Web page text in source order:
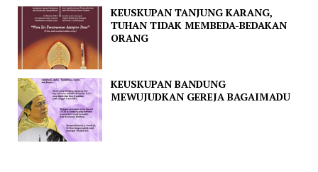
KEUSKUPAN TANJUNG KARANG,
TUHAN TIDAK MEMBEDA-BEDAKAN
ORANG
KEUSKUPAN BANDUNG
MEWUJUDKAN GEREJA BAGAIMADU